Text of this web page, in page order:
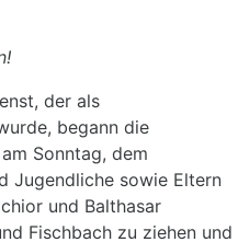
der als
begann die
Sonntag, dem
Jugendliche sowie Eltern
und Balthasar
Fischbach zu ziehen und